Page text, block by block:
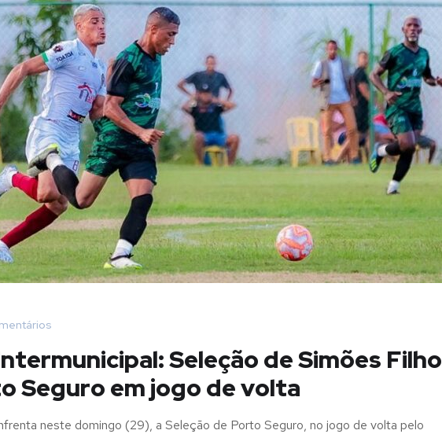
Seleção de Simões Filho
Seguro em jogo de volta
neste domingo (29), a Seleção de Porto Seguro, no jogo de volta pelo